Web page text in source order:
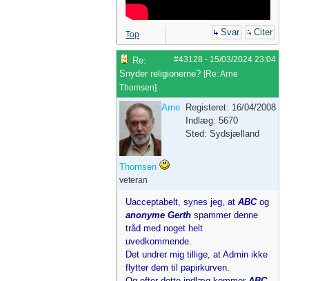
Top Svar Citer
#43128 - 15/03/2024 23:04
Re:
Snyder religionerne? [Re: Arne
Thomsen]
Arne
Thomsen
veteran
Registeret: 16/04/2008
Indlæg: 5670
Sted: Sydsjælland
Uacceptabelt, synes jeg, at ABCog
anonyme Gerth spammer denne
tråd med noget helt
uvedkommende.
Det undrer mig tillige, at Admin ikke
flytter dem til papirkurven.